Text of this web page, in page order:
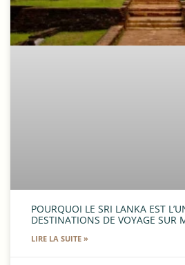
POURQUOI LE SRI LANKA EST
DESTINATIONS DE VOYAGE SUR
LIRE LA SUITE »